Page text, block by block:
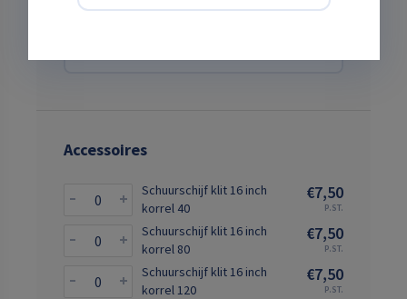
Accessoires
Schuurschijf klit 16 inch
korrel 40
€7,50
P.ST.
Schuurschijf klit 16 inch
korrel 80
€7,50
P.ST.
Schuurschijf klit 16 inch
korrel 120
€7,50
P.ST.